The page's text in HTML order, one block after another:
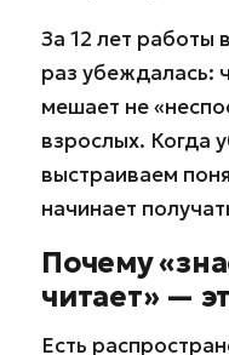
За 12 лет работы
раз убеждалась:
мешает не
взрослых. Когда
выстраиваем
начинает
Почему
читает» —
Есть